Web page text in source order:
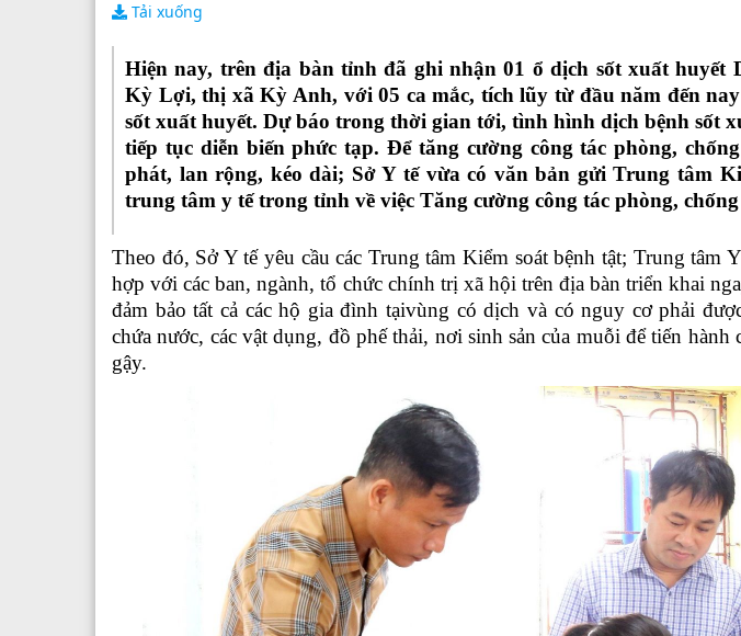
Tải xuống
Hiện nay, trên địa bàn tỉnh đã ghi nhận 01 ổ dịch sốt xuất huyết
Kỳ Lợi, thị xã Kỳ Anh, với 05 ca mắc, tích lũy từ đầu năm đến
sốt xuất huyết. Dự báo trong thời gian tới, tình hình dịch bệnh sốt
tiếp tục diễn biến phức tạp. Để tăng cường công tác phòng,
phát, lan rộng, kéo dài; Sở Y tế vừa có văn bản gửi Trung tâm
trung tâm y tế trong tỉnh về việc Tăng cường công tác phòng,
Theo đó, Sở Y tế yêu cầu các Trung tâm Kiểm soát bệnh tật; Trung tâm
hợp với các ban, ngành, tổ chức chính trị xã hội trên địa bàn triển khai
đảm bảo tất cả các hộ gia đình tạivùng có dịch và có nguy cơ phải
chứa nước, các vật dụng, đồ phế thải, nơi sinh sản của muỗi để tiến
gậy.